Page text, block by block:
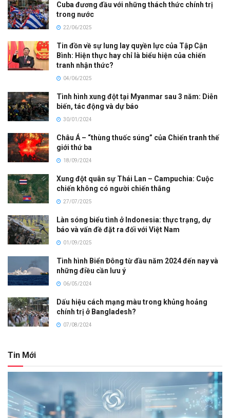
Cuba đương đầu với những thách thức chính trị
trong nước
22/06/2025
Tin đồn về sự lung lay quyền lực của Tập Cận
Bình: Hiện thực hay chỉ là biểu hiện của chiến
tranh nhận thức?
04/06/2025
Tình hình xung đột tại Myanmar sau 3 năm: Diễn
biến, tác động và dự báo
30/01/2024
Châu Á – “thùng thuốc súng” của Chiến tranh thế
giới thứ ba
18/09/2024
Xung đột quân sự Thái Lan – Campuchia: Cuộc
chiến không có người chiến thắng
27/07/2025
Làn sóng biểu tình ở Indonesia: thực trạng, dự
báo và vấn đề đặt ra đối với Việt Nam
01/09/2025
Tình hình Biển Đông từ đầu năm 2024 đến nay và
những điều cần lưu ý
06/05/2024
Dấu hiệu cách mạng màu trong khủng hoảng
chính trị ở Bangladesh?
07/08/2024
Tin Mới